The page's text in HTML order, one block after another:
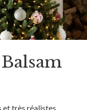
et très réalistes